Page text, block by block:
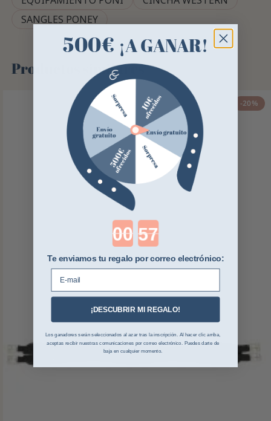
SANGLES PONEY
Productos similares
-20%
500€ ¡A GANAR!
Countdown ends in:
Te enviamos tu regalo por correo electrónico:
E-mail
¡DESCUBRIR MI REGALO!
Los ganadores serán seleccionados al azar tras la inscripción. Al hacer clic arriba,
aceptas recibir nuestras comunicaciones por correo electrónico. Puedes darte de
baja en cualquier momento.